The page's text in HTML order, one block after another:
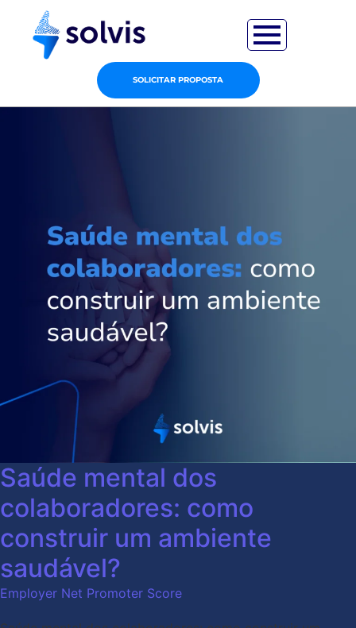
SOLICITAR PROPOSTA
Saúde mental dos
colaboradores: como
construir um ambiente
saudável?
Employer Net Promoter Score